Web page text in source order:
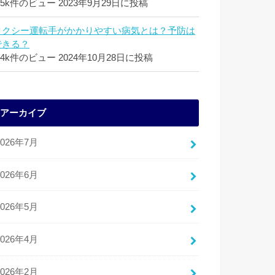
件のビュー 2023年9月29日に投稿
クシー運転手がかかりやすい病気とは？予防は
る？
件のビュー 2024年10月28日に投稿
アーカイブ
年7月
年6月
年5月
年4月
年2月